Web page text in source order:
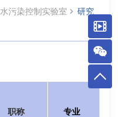
水污染控制实验室
研究
职称 专业